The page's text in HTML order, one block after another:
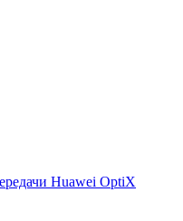
Huawei OptiX